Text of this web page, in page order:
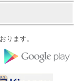
ります。